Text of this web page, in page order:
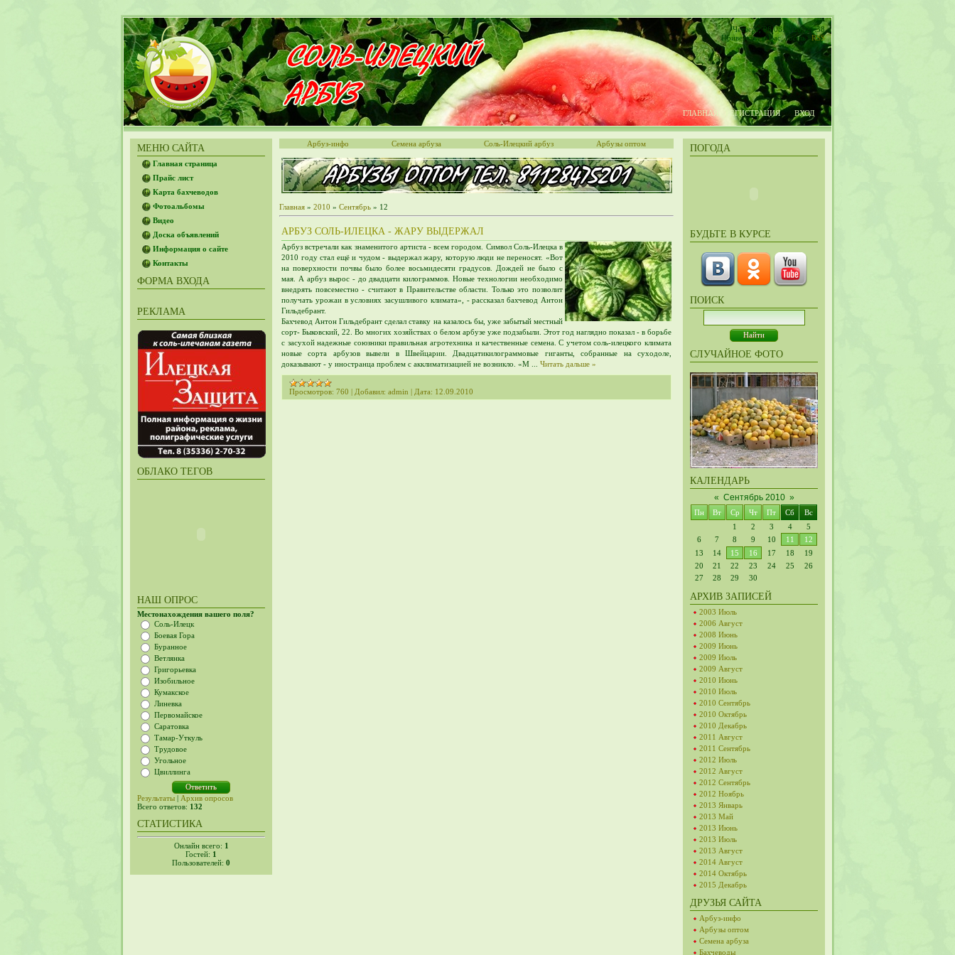
Четверг, 06.08.2026, 21:38
Приветствую Вас,Гость RSS
ГЛАВНАЯ РЕГИСТРАЦИЯ ВХОД
МЕНЮ САЙТА
Главная страница
Прайс лист
Карта бахчеводов
Фотоальбомы
Видео
Доска объявлений
Информация о сайте
Контакты
ФОРМА ВХОДА
РЕКЛАМА
ОБЛАКО ТЕГОВ
НАШ ОПРОС
Местонахождения вашего поля?
Соль-Илецк
Боевая Гора
Буранное
Ветлянка
Григорьевка
Изобильное
Кумакское
Линевка
Первомайское
Саратовка
Тамар-Уткуль
Трудовое
Угольное
Цвиллинга
Результаты | Архив опросов
Всего ответов: 132
СТАТИСТИКА
Онлайн всего: 1
Гостей: 1
Пользователей: 0
ПОГОДА
БУДЬТЕ В КУРСЕ
ПОИСК
СЛУЧАЙНОЕ ФОТО
КАЛЕНДАРЬ
« Сентябрь 2010 »
Пн Вт Ср Чт Пт Сб
Вс
1
2 3 4
5
6
7 8 9 10 11
12
13
14 15 16 17 18
19
20
21 22 23 24 25
26
27
28 29 30
АРХИВ ЗАПИСЕЙ
2003 Июль
2006 Август
2008 Июнь
2009 Июнь
2009 Июль
2009 Август
2010 Июнь
2010 Июль
2010 Сентябрь
2010 Октябрь
2010 Декабрь
2011 Август
2011 Сентябрь
2012 Июль
2012 Август
2012 Сентябрь
2012 Ноябрь
2013 Январь
2013 Май
2013 Июнь
2013 Июль
2013 Август
2014 Август
2014 Октябрь
2015 Декабрь
ДРУЗЬЯ САЙТА
Арбуз-инфо
Арбузы оптом
Семена арбуза
Бахчеводы
Арбуз-инфо Семена арбуза Соль-Илецкий арбуз Арбузы оптом
Главная » 2010 » Сентябрь » 12
АРБУЗ СОЛЬ-ИЛЕЦКА - ЖАРУ ВЫДЕРЖАЛ
Арбуз встречали как знаменитого артиста - всем городом. Символ Соль-Илецка в
2010 году стал ещё и чудом - выдержал жару, которую люди не переносят. «Вот
на поверхности почвы было более восьмидесяти градусов. Дождей не было с
мая. А арбуз вырос - до двадцати килограммов. Новые технологии необходимо
внедрять повсеместно - считают в Правительстве области. Только это позволит
получать урожаи в условиях засушливого климата», - рассказал бахчевод Антон
Гильдебрант.
Бахчевод Антон Гильдебрант сделал ставку на казалось бы, уже забытый местный
сорт- Быковский, 22. Во многих хозяйствах о белом арбузе уже подзабыли. Этот год наглядно показал - в борьбе
с засухой надежные союзники правильная агротехника и качественные семена. С учетом соль-илецкого климата
новые сорта арбузов вывели в Швейцарии. Двадцатикилограммовые гиганты, собранные на суходоле,
доказывают - у иностранца проблем с акклиматизацией не возникло. «М
Читать дальше »
Просмотров: 760 | Добавил: admin | Дата: 12.09.2010